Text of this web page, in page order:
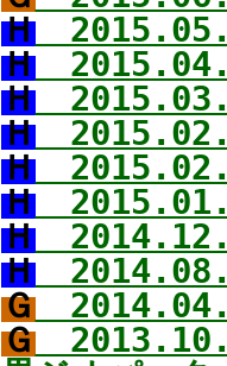
Ｈ
Ｈ
Ｈ
Ｈ
Ｈ
Ｈ
Ｈ
Ｈ
Ｇ
Ｇ